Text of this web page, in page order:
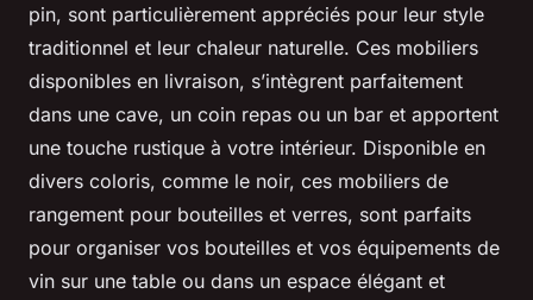
pin, sont particulièrement appréciés pour leur style
traditionnel et leur chaleur naturelle. Ces mobiliers
disponibles en livraison, s’intègrent parfaitement
dans une cave, un coin repas ou un bar et apportent
une touche rustique à votre intérieur. Disponible en
divers coloris, comme le noir, ces mobiliers de
rangement pour bouteilles et verres, sont parfaits
pour organiser vos bouteilles et vos équipements de
vin sur une table ou dans un espace élégant et